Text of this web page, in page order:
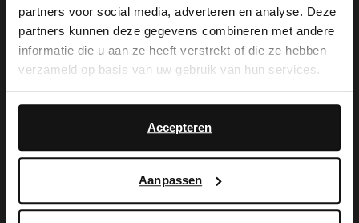
partners voor social media, adverteren en analyse. Deze
partners kunnen deze gegevens combineren met andere
informatie die u aan ze heeft verstrekt of die ze hebben
verzameld op basis van uw gebruik van hun services.
Accepteren
Aanpassen
189.99 189.99
-50%
-10% EXTRA
It looks like your language isn't Dutch. Would
you like to switch to English?
English